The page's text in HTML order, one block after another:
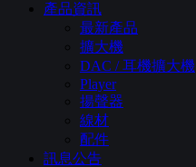
產品資訊
最新產品
擴大機
DAC / 耳機擴大機
Player
揚聲器
線材
配件
訊息公告